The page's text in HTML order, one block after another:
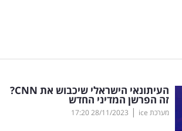
העיתונאי הישראלי שיכבוש את CNN
?
זה הפרשן המדיני החדש
מערכת ice |
28/11/2023
17:20